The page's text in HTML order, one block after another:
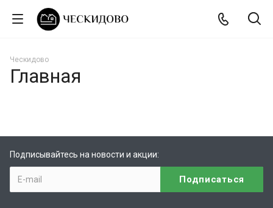
Ческидово
Главная
Подписывайтесь на новости и акции: